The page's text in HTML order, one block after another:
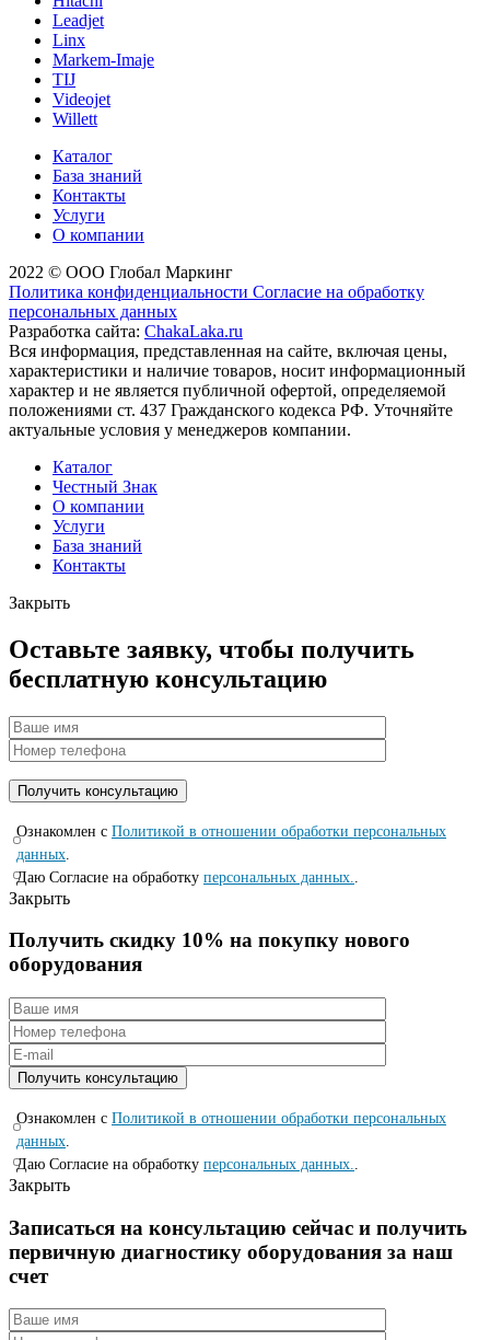
Leadjet
Linx
Markem-Imaje
TIJ
Videojet
Willett
Каталог
База знаний
Контакты
Услуги
О компании
2022 © ООО Глобал Маркинг
Политика конфиденциальности Согласие на обработку
персональных данных
Разработка сайта: ChakaLaka.ru
Вся информация, представленная на сайте, включая цены,
характеристики и наличие товаров, носит информационный
характер и не является публичной офертой, определяемой
положениями ст. 437 Гражданского кодекса РФ. Уточняйте
актуальные условия у менеджеров компании.
Каталог
Честный Знак
О компании
Услуги
База знаний
Контакты
Закрыть
Оставьте заявку, чтобы получить
бесплатную консультацию
Ознакомлен с Политикой в отношении обработки персональных
данных
Даю Согласие на обработку персональных данных.
Закрыть
Получить скидку 10% на покупку нового
оборудования
Ознакомлен с Политикой в отношении обработки персональных
данных
Даю Согласие на обработку персональных данных.
Закрыть
Записаться на консyльтацию сейчас и полyчить
первичную диагностикy оборyдования за наш
счет